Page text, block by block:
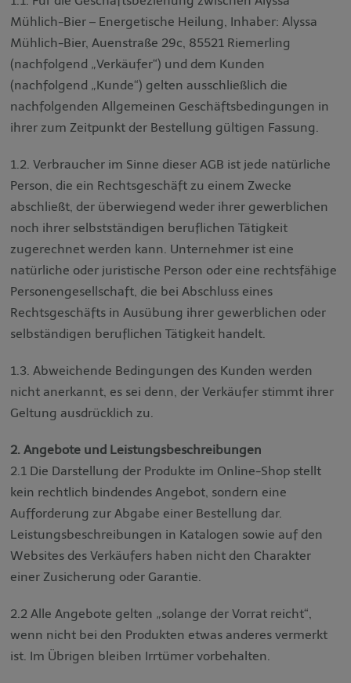
Mühlich-Bier – Energetische Heilung, Inhaber: Alyssa
Mühlich-Bier, Auenstraße 29c, 85521 Riemerling
(nachfolgend „Verkäufer“) und dem Kunden
(nachfolgend „Kunde“) gelten ausschließlich die
nachfolgenden Allgemeinen Geschäftsbedingungen in
ihrer zum Zeitpunkt der Bestellung gültigen Fassung.
1.2. Verbraucher im Sinne dieser AGB ist jede natürliche
Person, die ein Rechtsgeschäft zu einem Zwecke
abschließt, der überwiegend weder ihrer gewerblichen
noch ihrer selbstständigen beruflichen Tätigkeit
zugerechnet werden kann. Unternehmer ist eine
natürliche oder juristische Person oder eine rechtsfähige
Personengesellschaft, die bei Abschluss eines
Rechtsgeschäfts in Ausübung ihrer gewerblichen oder
selbständigen beruflichen Tätigkeit handelt.
1.3. Abweichende Bedingungen des Kunden werden
nicht anerkannt, es sei denn, der Verkäufer stimmt ihrer
Geltung ausdrücklich zu.
2. Angebote und Leistungsbeschreibungen
2.1 Die Darstellung der Produkte im Online-Shop stellt
kein rechtlich bindendes Angebot, sondern eine
Aufforderung zur Abgabe einer Bestellung dar.
Leistungsbeschreibungen in Katalogen sowie auf den
Websites des Verkäufers haben nicht den Charakter
einer Zusicherung oder Garantie.
2.2 Alle Angebote gelten „solange der Vorrat reicht“,
wenn nicht bei den Produkten etwas anderes vermerkt
ist. Im Übrigen bleiben Irrtümer vorbehalten.